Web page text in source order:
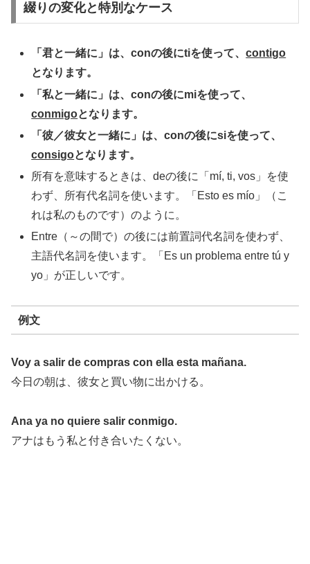
綴りの変化と特別なケース
「君と一緒に」は、conの後にtiを使って、contigo
となります。
「私と一緒に」は、conの後にmiを使って、
conmigoとなります。
「彼／彼女と一緒に」は、conの後にsiを使って、
consigoとなります。
所有を意味するときは、deの後に「mí, ti, vos」を使
わず、所有代名詞を使います。「Esto es mío」（こ
れは私のものです）のように。
Entre（～の間で）の後には前置詞代名詞を使わず、
主語代名詞を使います。「Es un problema entre tú y
yo」が正しいです。
例文
Voy a salir de compras con ella esta mañana.
今日の朝は、彼女と買い物に出かける。
Ana ya no quiere salir conmigo.
アナはもう私と付き合いたくない。